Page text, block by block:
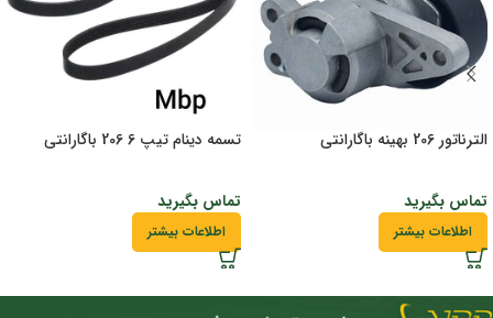
الترناتور 206 بهینه باگارانتی
تماس بگیرید
اطلاعات بیشتر
تسمه دینام تیپ 6 206 باگارانتی
تماس بگیرید
اطلاعات بیشتر